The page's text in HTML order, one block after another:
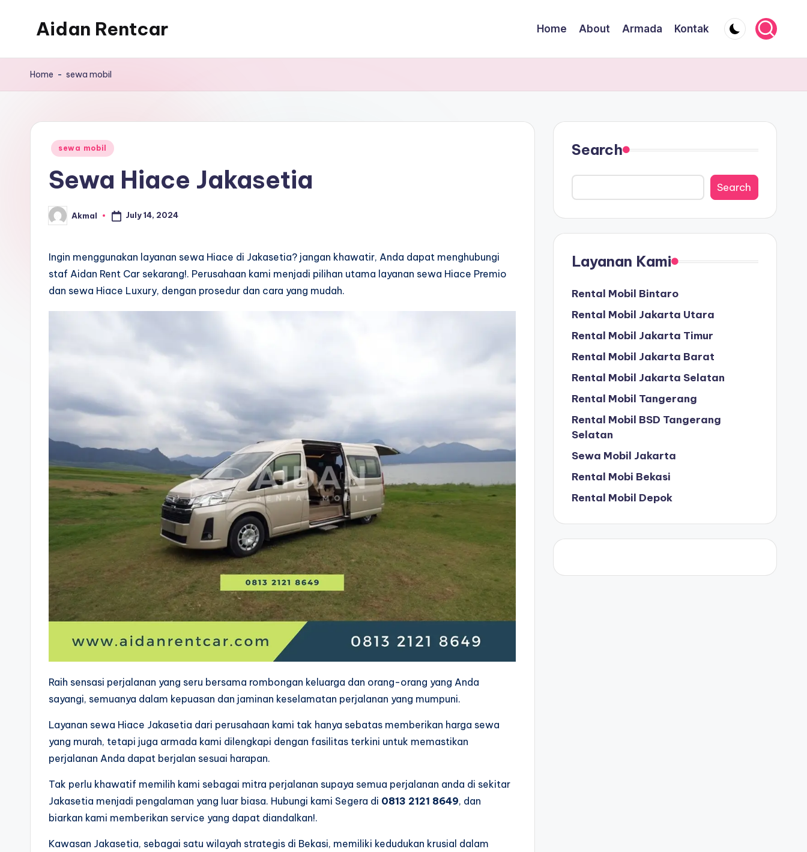
Aidan Rentcar
Mobil
Home About Armada Kontak
Home - sewa mobil
Posted
sewa mobil
Sewa Hiace Jakasetia
Posted
by
Akmal July 14, 2024
Ingin menggunakan layanan sewa Hiace di Jakasetia? jangan khawatir, Anda dapat menghubungi
staf Aidan Rent Car sekarang!. Perusahaan kami menjadi pilihan utama layanan sewa Hiace Premio
dan sewa Hiace Luxury, dengan prosedur dan cara yang mudah.
Raih sensasi perjalanan yang seru bersama rombongan keluarga dan orang-orang yang Anda
sayangi, semuanya dalam kepuasan dan jaminan keselamatan perjalanan yang mumpuni.
Layanan sewa Hiace Jakasetia dari perusahaan kami tak hanya sebatas memberikan harga sewa
yang murah, tetapi juga armada kami dilengkapi dengan fasilitas terkini untuk memastikan
perjalanan Anda dapat berjalan sesuai harapan.
Tak perlu khawatif memilih kami sebagai mitra perjalanan supaya semua perjalanan anda di sekitar
Jakasetia menjadi pengalaman yang luar biasa. Hubungi kami Segera di 0813 2121 8649, dan
biarkan kami memberikan service yang dapat diandalkan!.
Kawasan Jakasetia, sebagai satu wilayah strategis di Bekasi, memiliki kedudukan krusial dalam
Search
Search
Layanan Kami
Rental Mobil Bintaro
Rental Mobil Jakarta Utara
Rental Mobil Jakarta Timur
Rental Mobil Jakarta Barat
Rental Mobil Jakarta Selatan
Rental Mobil Tangerang
Rental Mobil BSD Tangerang
Selatan
Sewa Mobil Jakarta
Rental Mobi Bekasi
Rental Mobil Depok